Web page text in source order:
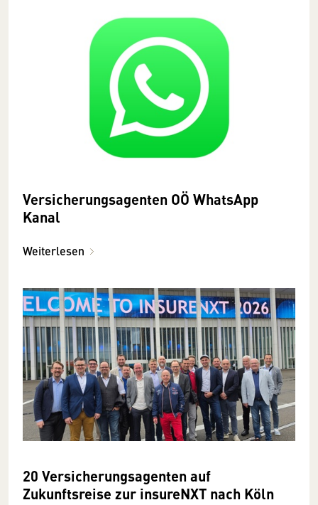
Versicherungsagenten OÖ WhatsApp
Kanal
Weiterlesen
20 Versicherungsagenten auf
Zukunftsreise zur insureNXT nach Köln